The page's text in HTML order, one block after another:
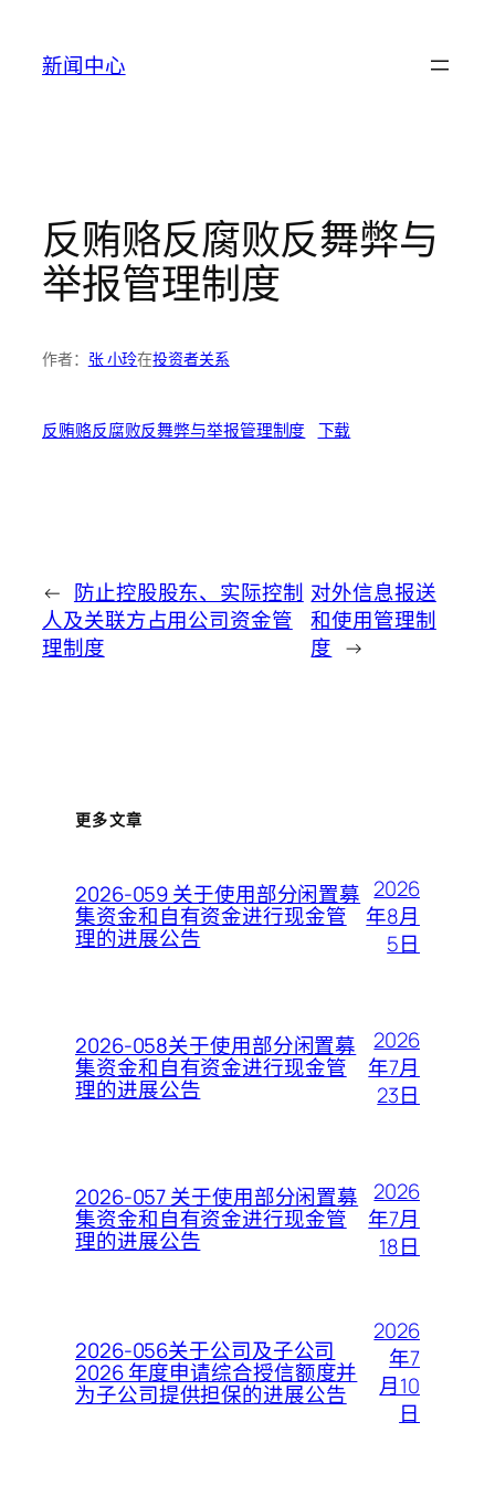
新闻中心
反贿赂反腐败反舞弊与
举报管理制度
作者： 张 小玲在投资者关系
反贿赂反腐败反舞弊与举报管理制度 下载
← 防止控股股东、实际控制
人及关联方占用公司资金管
理制度
对外信息报送
和使用管理制
度 →
更多文章
2026-059 关于使用部分闲置募
集资金和自有资金进行现金管
理的进展公告
2026
年8月
5日
2026-058关于使用部分闲置募
集资金和自有资金进行现金管
理的进展公告
2026
年7月
23日
2026-057 关于使用部分闲置募
集资金和自有资金进行现金管
理的进展公告
2026
年7月
18日
2026-056关于公司及子公司
2026 年度申请综合授信额度并
为子公司提供担保的进展公告
2026
年7
月10
日